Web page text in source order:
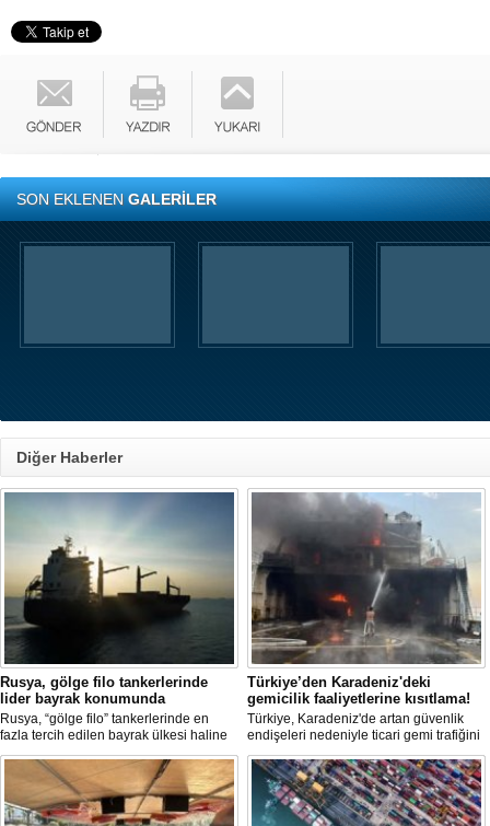
SON EKLENENGALERİLER
Diğer Haberler
Rusya, gölge filo tankerlerinde
lider bayrak konumunda
Rusya, “gölge filo” tankerlerinde en
fazla tercih edilen bayrak ülkesi haline
geldi. Yaptırım baskısının artmasıyla
birlikte çok sayıda tanker Rus bayrağına
geçerken, bu durum küresel denizcilik
yaptırımlarının uygulanması açısından
yeni bir tablo ortaya koyuyor.
Türkiye’den Karadeniz'deki
gemicilik faaliyetlerine kısıtlama!
Türkiye, Karadeniz'de artan güvenlik
endişeleri nedeniyle ticari gemi trafiğini
kısıtlamaya başladı. Bu durum,
bölgedeki gıda güvenliğini tehdit ediyor.